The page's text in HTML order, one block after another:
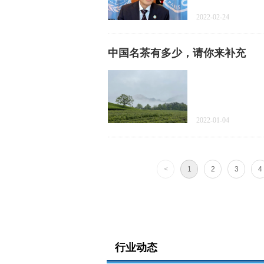
2022-02-24
中国名茶有多少，请你来补充
2022-01-04
< 1 2 3 4
行业动态